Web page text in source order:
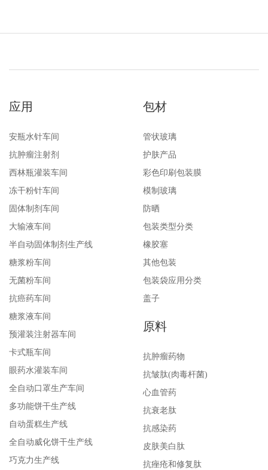
应用
安瓶水针车间
抗肿瘤注射剂
西林瓶灌装车间
冻干粉针车间
固体制剂车间
大输液车间
半自动固体制剂生产线
糖浆粉车间
无菌粉车间
抗癌药车间
糖浆液车间
预灌装注射器车间
卡式瓶车间
眼药水灌装车间
全自动口罩生产车间
多功能饼干生产线
自动蛋糕生产线
全自动威化饼干生产线
巧克力生产线
包材
管状玻璃
护肤产品
彩色印刷包装膜
模制玻璃
防晒
包装类型分类
橡胶塞
其他包装
包装袋应用分类
盖子
原料
抗肿瘤药物
抗皱肽(肉毒杆菌)
心血管药
抗衰老肽
抗感染药
皮肤美白肽
抗痤疮和修复肽